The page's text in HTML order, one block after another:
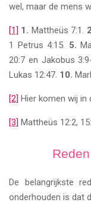
wel, maar de mens
[1] 1. Mattheüs 7:1.
1 Petrus 4:15. 5.
20:7 en Jakobus
Lukas 12:47. 10.
[2] Hier komen wij in
[3] Mattheüs 12:2,
De belangrijkste
onderhouden is dat